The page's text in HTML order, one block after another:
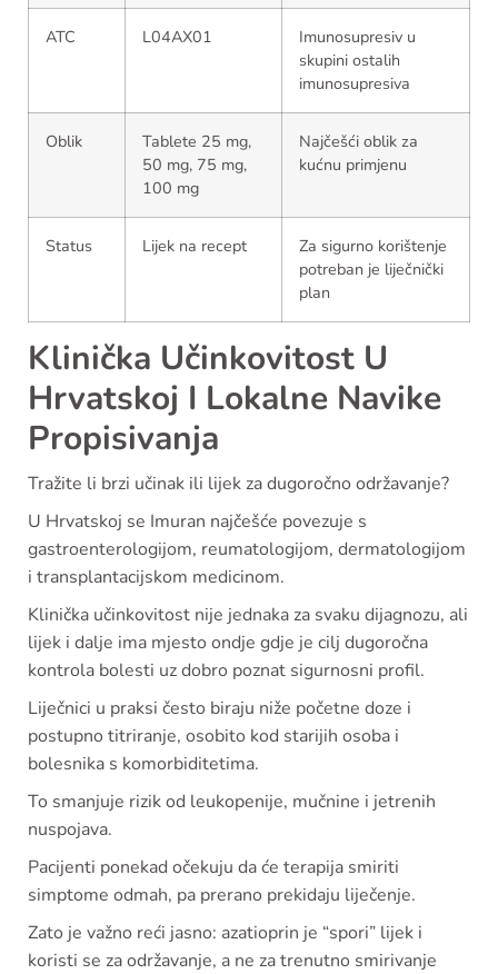
ATC L04AX01
Imunosupresiv u
skupini ostalih
imunosupresiva
Oblik
Tablete 25 mg,
50 mg, 75 mg,
100 mg
Najčešći oblik za
kućnu primjenu
Status Lijek na recept
Za sigurno korištenje
potreban je liječnički
plan
Klinička Učinkovitost U
Hrvatskoj I Lokalne Navike
Propisivanja
Tražite li brzi učinak ili lijek za dugoročno održavanje?
U Hrvatskoj se Imuran najčešće povezuje s
gastroenterologijom, reumatologijom, dermatologijom
i transplantacijskom medicinom.
Klinička učinkovitost nije jednaka za svaku dijagnozu, ali
lijek i dalje ima mjesto ondje gdje je cilj dugoročna
kontrola bolesti uz dobro poznat sigurnosni profil.
Liječnici u praksi često biraju niže početne doze i
postupno titriranje, osobito kod starijih osoba i
bolesnika s komorbiditetima.
To smanjuje rizik od leukopenije, mučnine i jetrenih
nuspojava.
Pacijenti ponekad očekuju da će terapija smiriti
simptome odmah, pa prerano prekidaju liječenje.
Zato je važno reći jasno: azatioprin je “spori” lijek i
koristi se za održavanje, a ne za trenutno smirivanje